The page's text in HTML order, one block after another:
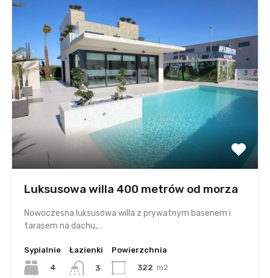
Luksusowa willa 400 metrów od morza
Nowoczesna luksusowa willa z prywatnym basenem i
tarasem na dachu,…
Sypialnie
4
Łazienki
3
Powierzchnia
322 m2